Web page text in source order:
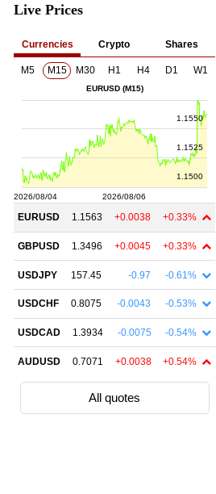
Live Prices